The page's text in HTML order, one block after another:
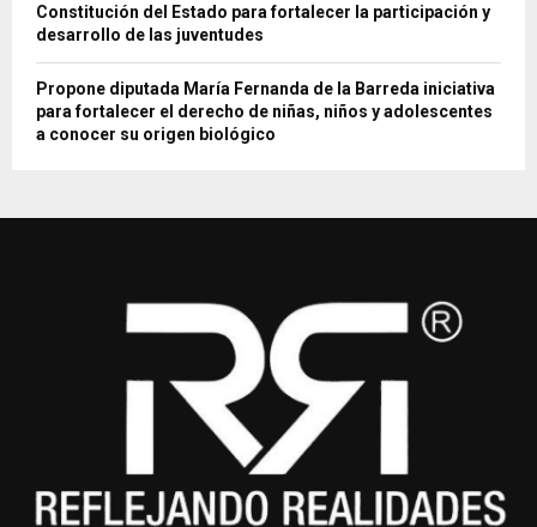
Constitución del Estado para fortalecer la participación y
desarrollo de las juventudes
Propone diputada María Fernanda de la Barreda iniciativa
para fortalecer el derecho de niñas, niños y adolescentes
a conocer su origen biológico